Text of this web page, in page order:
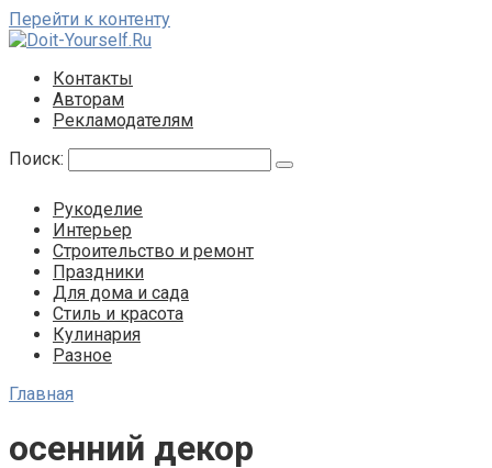
Перейти к контенту
Контакты
Авторам
Рекламодателям
Поиск:
Рукоделие
Интерьер
Строительство и ремонт
Праздники
Для дома и сада
Стиль и красота
Кулинария
Разное
Главная
осенний декор